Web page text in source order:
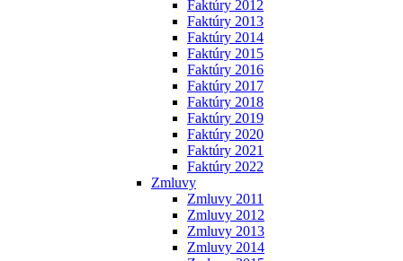
Faktúry 2012
Faktúry 2013
Faktúry 2014
Faktúry 2015
Faktúry 2016
Faktúry 2017
Faktúry 2018
Faktúry 2019
Faktúry 2020
Faktúry 2021
Faktúry 2022
Zmluvy
Zmluvy 2011
Zmluvy 2012
Zmluvy 2013
Zmluvy 2014